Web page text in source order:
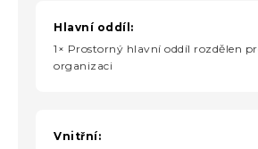
Hlavní oddíl:
1× Prostorný hlavní oddíl rozdělen
organizaci
Vnitřní: